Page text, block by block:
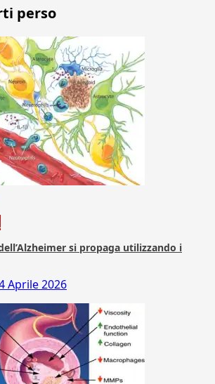
perso
si propaga utilizzando i
Aprile 2026